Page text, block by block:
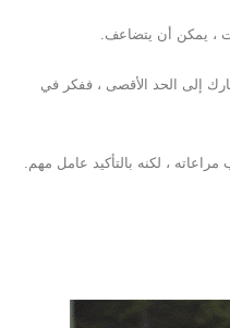
، يمكن أن يتضاعف.
إلى الحد الأقصى ، ففكر في
، لكنه بالتأكيد عامل مهم.